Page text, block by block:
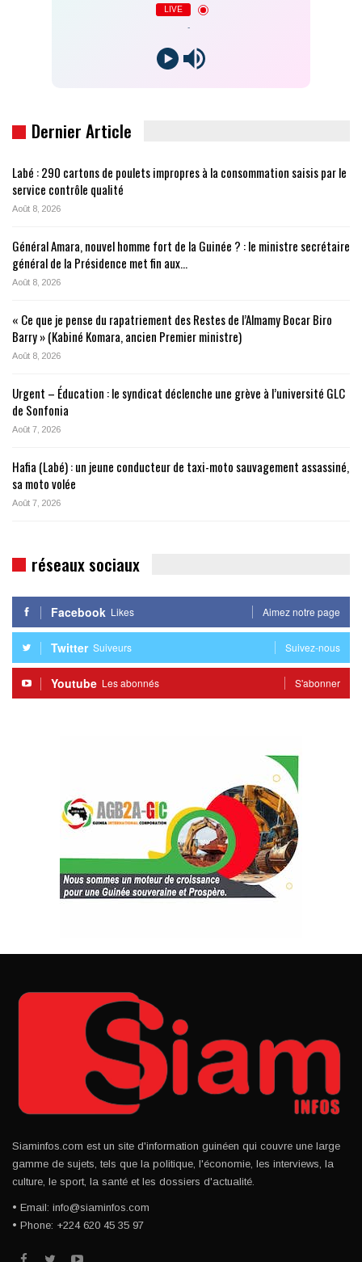
LIVE
Dernier Article
Labé : 290 cartons de poulets impropres à la consommation saisis par le
service contrôle qualité
Août 8, 2026
Général Amara, nouvel homme fort de la Guinée ? : le ministre secrétaire
général de la Présidence met fin aux…
Août 8, 2026
« Ce que je pense du rapatriement des Restes de l’Almamy Bocar Biro
Barry » (Kabiné Komara, ancien Premier ministre)
Août 8, 2026
Urgent – Éducation : le syndicat déclenche une grève à l’université GLC
de Sonfonia
Août 7, 2026
Hafia (Labé) : un jeune conducteur de taxi-moto sauvagement assassiné,
sa moto volée
Août 7, 2026
réseaux sociaux
Facebook Likes Aimez notre page
Twitter Suiveurs Suivez-nous
Youtube Les abonnés S'abonner
Siaminfos.com est un site d'information guinéen qui couvre une large
gamme de sujets, tels que la politique, l'économie, les interviews, la
culture, le sport, la santé et les dossiers d'actualité.
• Email: info@siaminfos.com
• Phone: +224 620 45 35 97